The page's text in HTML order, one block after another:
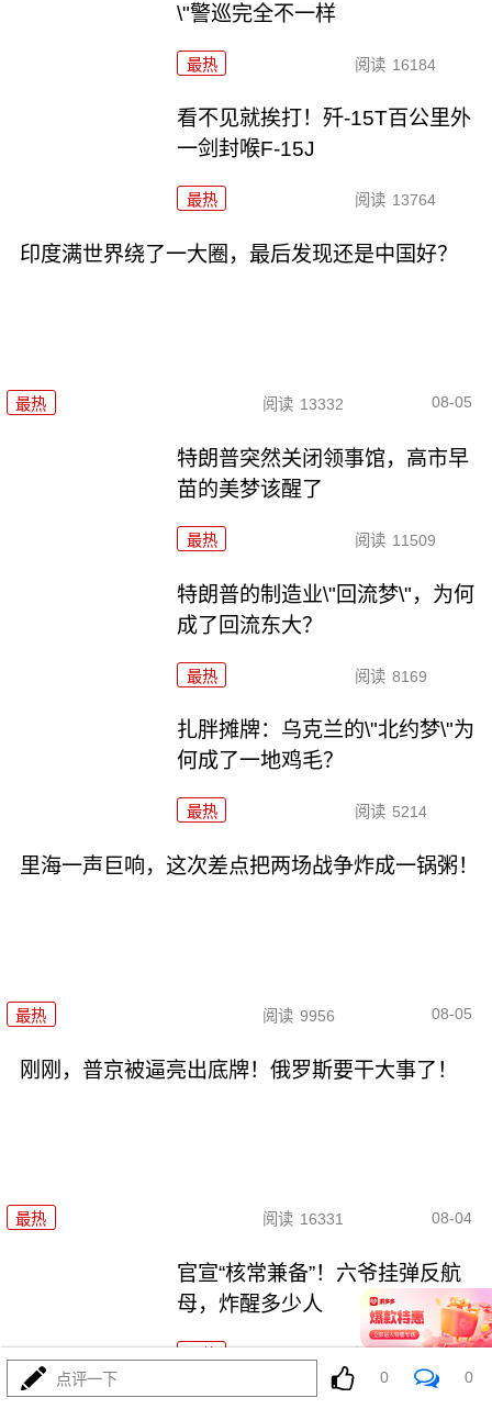
\"警巡完全不一样
最热 阅读 16184
看不见就挨打！歼-15T百公里外
一剑封喉F-15J
最热 阅读 13764
印度满世界绕了一大圈，最后发现还是中国好？
最热 阅读 13332 08-05
特朗普突然关闭领事馆，高市早
苗的美梦该醒了
最热 阅读 11509
特朗普的制造业\"回流梦\"，为何
成了回流东大？
最热 阅读 8169
扎胖摊牌：乌克兰的\"北约梦\"为
何成了一地鸡毛？
最热 阅读 5214
里海一声巨响，这次差点把两场战争炸成一锅粥！
最热 阅读 9956 08-05
刚刚，普京被逼亮出底牌！俄罗斯要干大事了！
最热 阅读 16331 08-04
官宣“核常兼备”！六爷挂弹反航
母，炸醒多少人
点评一下 0 0